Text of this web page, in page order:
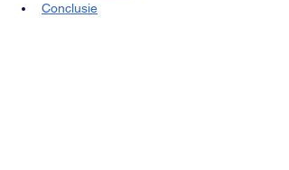
Conclusie